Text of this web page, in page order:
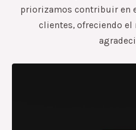
priorizamos contribuir en
clientes, ofreciendo